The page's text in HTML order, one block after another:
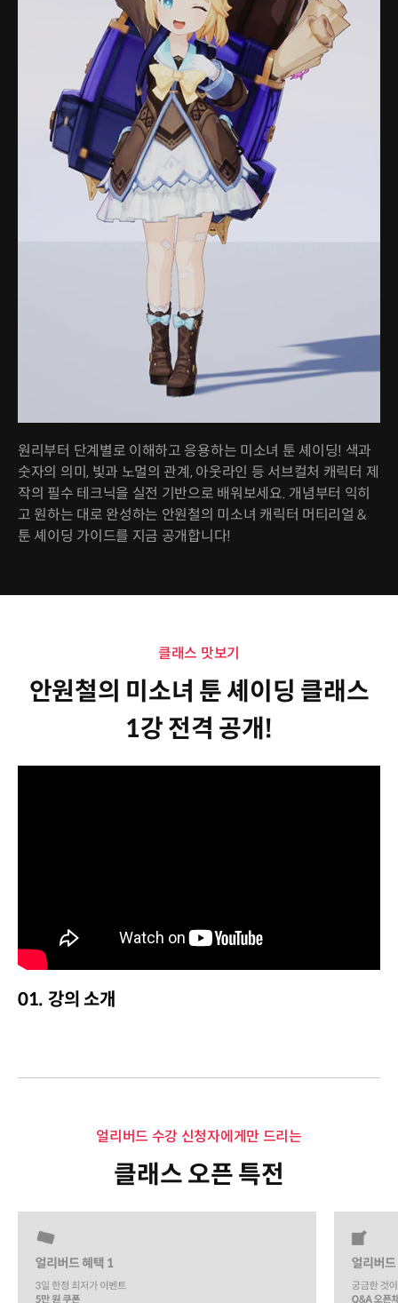
원리부터 단계별로 이해하고 응용하는 미소녀 툰 셰이딩! 색과
숫자의 의미, 빛과 노멀의 관계, 아웃라인 등 서브컬처 캐릭터 제
작의 필수 테크닉을 실전 기반으로 배워보세요. 개념부터 익히
고 원하는 대로 완성하는 안원철의 미소녀 캐릭터 머티리얼 &
툰 셰이딩 가이드를 지금 공개합니다!
클래스 맛보기
안원철의 미소녀 툰 셰이딩 클래스
1강 전격 공개!
01. 강의 소개
얼리버드 수강 신청자에게만 드리는
클래스 오픈 특전